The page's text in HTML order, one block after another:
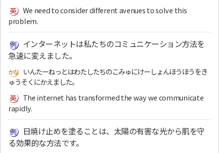
We need to consider different avenues to solve this
problem.
インターネットは私たちのコミュニケーション方法を
急速に変えました。
いんたーねっとはわたしたちのこみゅにけーしょんほうほうをき
ゅうそくにかえました。
The internet has transformed the way we communicate
rapidly.
日焼け止めを塗ることは、太陽の有害な光から肌を守
る効果的な方法です。